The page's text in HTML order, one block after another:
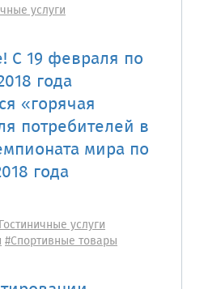
услуги
С 19 февраля по
года
«горячая
потребителей в
мира по
года
услуги
#Спортивные товары